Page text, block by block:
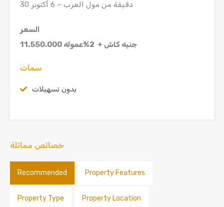
30 دقيقة من مول العرب – 6 أكتوبر
السعر
11.550.000 جنيه كاش + 2%عموله
سمات
بدون تسهيلات
خصائص مماثلة
Recommended Property Features
Property Type Property Location